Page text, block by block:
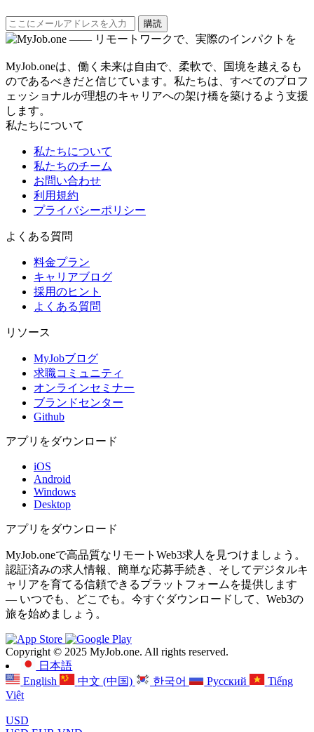
購読
MyJob.oneは、働く未来は自由で、柔軟で、国境を越えるも
のであるべきだと信じています。私たちは、すべてのプロフ
ェッショナルが理想のキャリアへの架け橋を築けるよう支援
します。
私たちについて
私たちについて
私たちのチーム
お問い合わせ
利用規約
プライバシーポリシー
よくある質問
料金プラン
キャリアブログ
採用のヒント
よくある質問
リソース
MyJobブログ
求職コミュニティ
オンラインセミナー
ブランドセンター
Github
アプリをダウンロード
iOS
Android
Windows
Desktop
アプリをダウンロード
MyJob.oneで高品質なリモートWeb3求人を見つけましょう。
認証済みの求人情報、簡単な応募手続き、そしてデジタルキ
ャリアを育てる信頼できるプラットフォームを提供します
— いつでも、どこでも。今すぐダウンロードして、Web3の
旅を始めましょう。
Copyright © 2025 MyJob.one. All rights reserved.
日本語
English
中文 (中国) 한국어 Русский
Tiếng
Việt
USD